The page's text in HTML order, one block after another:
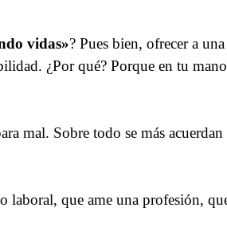
vidas»? Pues bien, ofrecer a
¿Por qué? Porque en tu
mal. Sobre todo se más acuerdan
laboral, que ame una profesión,